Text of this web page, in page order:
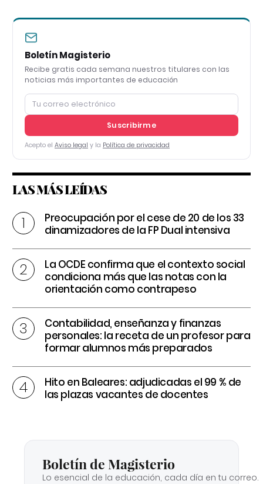
Boletín Magisterio
Recibe gratis cada semana nuestros titulares con las
noticias más importantes de educación
Suscribirme
Acepto el Aviso legal y la Política de privacidad
LAS MÁS LEÍDAS
Preocupación por el cese de 20 de los 33
dinamizadores de la FP Dual intensiva
La OCDE confirma que el contexto social
condiciona más que las notas con la
orientación como contrapeso
Contabilidad, enseñanza y finanzas
personales: la receta de un profesor para
formar alumnos más preparados
Hito en Baleares: adjudicadas el 99 % de
las plazas vacantes de docentes
Boletín de Magisterio
Lo esencial de la educación, cada día en tu correo.